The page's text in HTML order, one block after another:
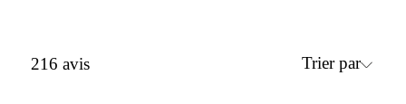
216 avis Trier par